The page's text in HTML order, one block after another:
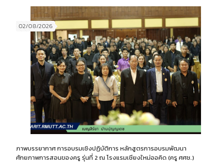
02/08/2026
ภาพบรรยากาศ การอบรมเชิงปฏิบัติการ หลักสูตรการอบรมพัฒนา
ศักยภาพการสอนของครู รุ่นที่ 2 ณ โรงแรมเชียงใหม่ออคิด (ครู ศศช.)